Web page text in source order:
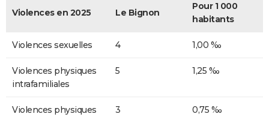
Violences en 2025 Le Bignon
Pour 1 000
habitants
Violences sexuelles 4 1,00 ‰
Violences physiques
intrafamiliales
5 1,25 ‰
Violences physiques
3 0,75 ‰